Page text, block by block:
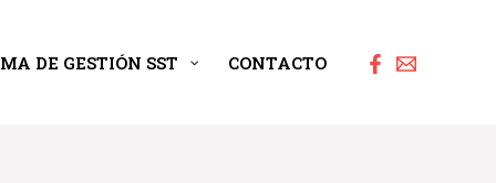
DE GESTIÓN SST CONTACTO